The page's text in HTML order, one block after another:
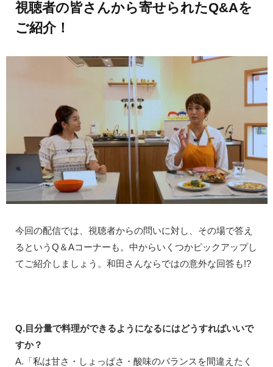
視聴者の皆さんから寄せられたQ&Aを
ご紹介！
今回の配信では、視聴者からの問いに対し、その場で答え
るというQ＆Aコーナーも。中からいくつかピックアップし
てご紹介しましょう。和田さんならではの意外な回答も!?
Q.目分量で料理ができるようになるにはどうすればいいで
すか？
A.「私は甘さ・しょっぱさ・酸味のバランスを間違えたく